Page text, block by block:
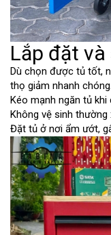
Lắp đặt
Dù chọn được tủ tốt,
thọ giảm nhanh
Kéo mạnh ngăn tủ
Không vệ sinh
Đặt tủ ở nơi ẩm ướt,